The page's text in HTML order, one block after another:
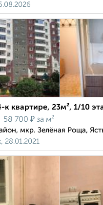
к квартире, 23м², 1/10
58 700 ₽ за м²
мкр. Зелёная Роща,
28.01.2021